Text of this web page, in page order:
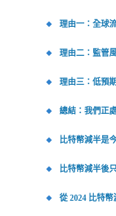
理由一：全球
理由二：監管
理由三：低預期
總結：我們正
比特幣減半是
比特幣減半後
從 2024 比特